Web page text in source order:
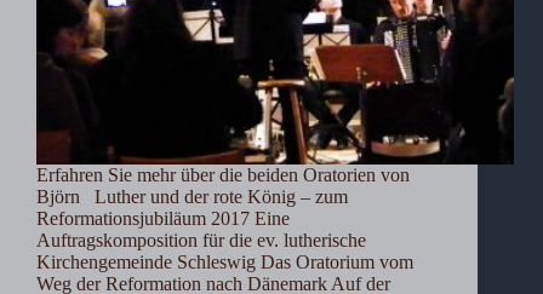
Erfahren Sie mehr über die beiden Oratorien von
Björn Luther und der rote König – zum
Reformationsjubiläum 2017 Eine
Auftragskomposition für die ev. lutherische
Kirchengemeinde Schleswig Das Oratorium vom
Weg der Reformation nach Dänemark Auf der